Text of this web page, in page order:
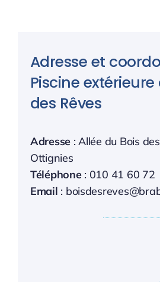
Adresse et
Piscine extérieure
des Rêves
Adresse : Allée du Bois
Ottignies
Téléphone: 010 41 60 72
Email :